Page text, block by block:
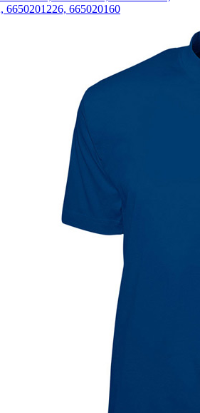
6650201226, 665020160